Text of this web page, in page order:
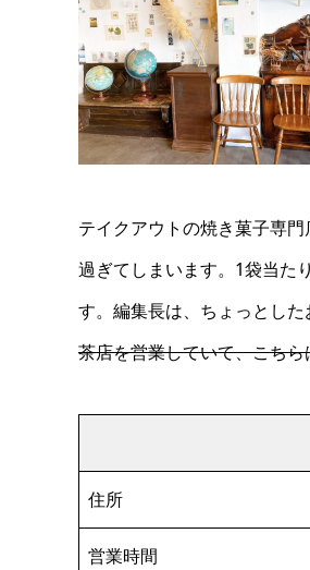
テイクアウトの焼き菓子専
過ぎてしまいます。1袋当た
す。編集長は、ちょっとし
茶店を営業していて、こち
住所
営業時間